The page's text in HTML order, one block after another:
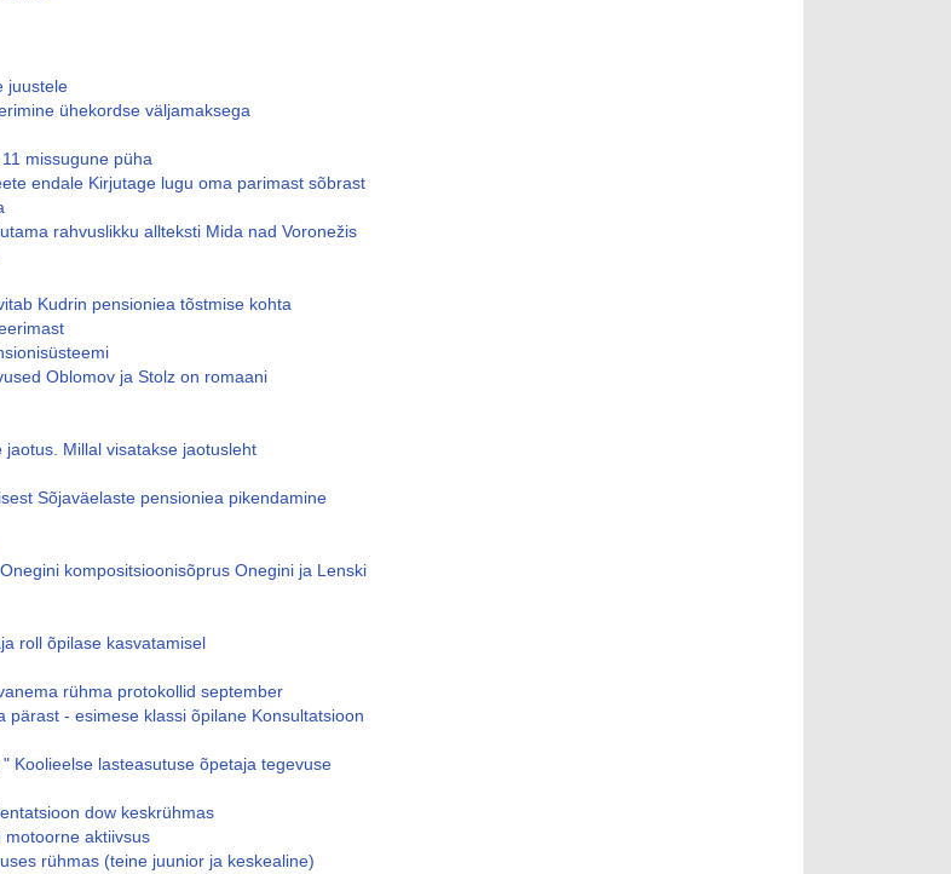
juustele
ühekordse väljamaksega
missugune püha
endale Kirjutage lugu oma parimast sõbrast
rahvuslikku allteksti Mida nad Voronežis
Kudrin pensioniea tõstmise kohta
Oblomov ja Stolz on romaani
Millal visatakse jaotusleht
Sõjaväelaste pensioniea pikendamine
kompositsioonisõprus Onegini ja Lenski
roll õpilase kasvatamisel
rühma protokollid september
pärast - esimese klassi õpilane Konsultatsioon
Koolieelse lasteasutuse õpetaja tegevuse
dow keskrühmas
motoorne aktiivsus
rühmas (teine ​​juunior ja keskealine)